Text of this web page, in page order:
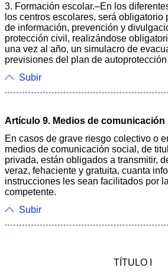
3. Formación escolar.–En los
los centros escolares, será obligatorio
de información, prevención y
protección civil, realizándose
una vez al año, un simulacro de
previsiones del plan de
Subir
Artículo 9. Medios de comunicación
En casos de grave riesgo colectivo o
medios de comunicación social, de
privada, están obligados a transmitir,
veraz, fehaciente y gratuita, cuanta
instrucciones les sean facilitados por
competente.
Subir
TÍTULO I